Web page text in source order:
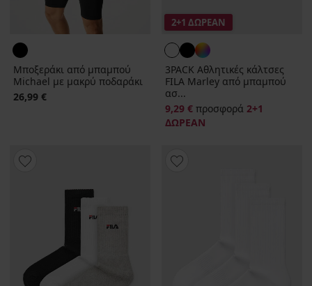
Μποξεράκι από μπαμπού
Michael με μακρύ ποδαράκι
26,99 €
2+1 ΔΩΡΕΑΝ
3PACK Αθλητικές κάλτσες
FILA Marley από μπαμπού
ασ...
9,29 € προσφορά 2+1
ΔΩΡΕΑΝ